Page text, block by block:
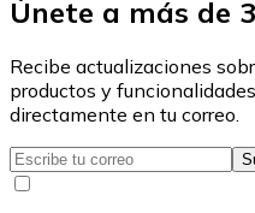
Únete a más de
Recibe actualizaciones
productos y
directamente en tu correo.